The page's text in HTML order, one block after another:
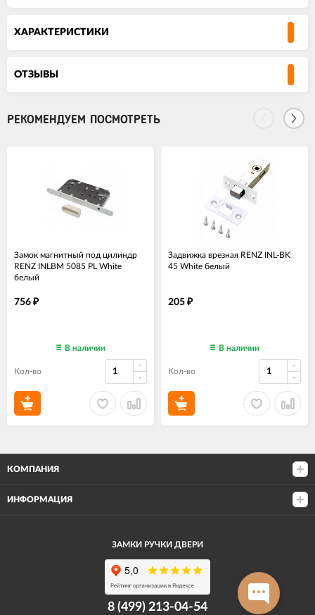
ХАРАКТЕРИСТИКИ
ОТЗЫВЫ
РЕКОМЕНДУЕМ ПОСМОТРЕТЬ
Замок магнитный под цилиндр
RENZ INLBM 5085 PL White
белый
756 ₽
В наличии
Кол-во
Задвижка врезная RENZ INL-BK
45 White белый
205 ₽
В наличии
Кол-во
КОМПАНИЯ
ИНФОРМАЦИЯ
ЗАМКИ РУЧКИ ДВЕРИ
8 (499) 213-04-54​